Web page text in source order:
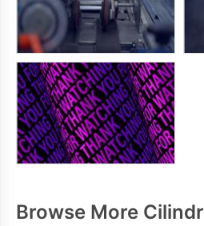
Browse More